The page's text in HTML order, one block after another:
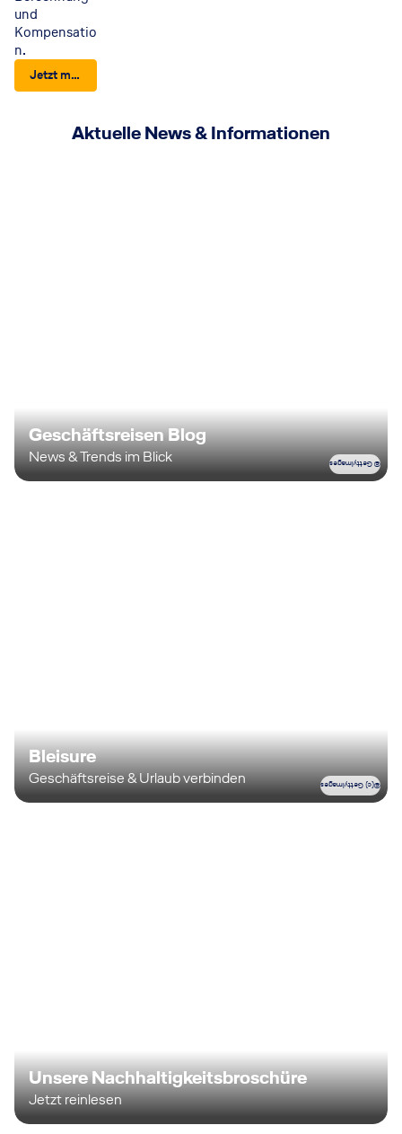
und
Kompensatio
n.
Jetzt mehr erfahren
Aktuelle News & Informationen
Geschäftsreisen Blog
News & Trends im Blick © GettyImages
Bleisure
Geschäftsreise & Urlaub verbinden ©
(c) GettyImages
Unsere Nachhaltigkeitsbroschüre
Jetzt reinlesen